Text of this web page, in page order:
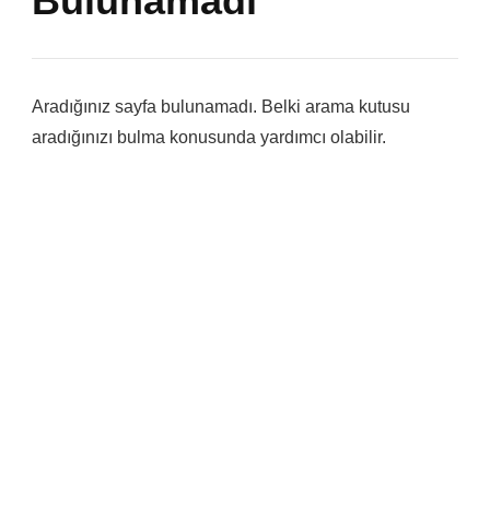
Aradığınız sayfa bulunamadı. Belki arama kutusu
aradığınızı bulma konusunda yardımcı olabilir.